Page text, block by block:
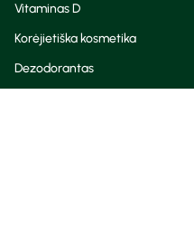
Vitaminas D
Korėjietiška kosmetika
Dezodorantas